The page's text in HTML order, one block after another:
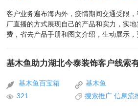
客户业务遍布海内外，疫情期间交通受限
厂直播的方式展现自己的产品和实力，实
费，省去产品手册和图文介绍，生动展示，
基木鱼助力湖北今泰装饰客户线索
基木鱼百宝箱
基木鱼
321
搜索推广 信息流